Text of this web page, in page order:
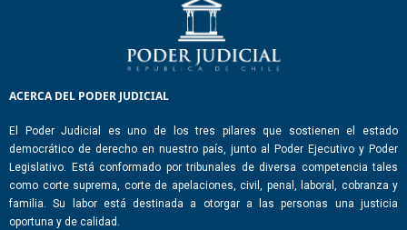
ACERCA DEL PODER JUDICIAL
El Poder Judicial es uno de los tres pilares que sostienen el estado
democrático de derecho en nuestro país, junto al Poder Ejecutivo y Poder
Legislativo. Está conformado por tribunales de diversa competencia tales
como corte suprema, corte de apelaciones, civil, penal, laboral, cobranza y
familia. Su labor está destinada a otorgar a las personas una justicia
oportuna y de calidad.